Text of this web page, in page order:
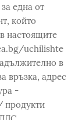
една от
който
настоящите
uchilishte
в
връзка, адрес
-
продукти